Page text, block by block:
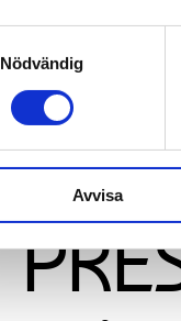
Nödvändig
Avvisa